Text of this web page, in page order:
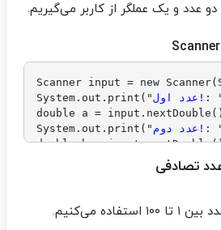
Scanner input = new
System.out.print("
عدد اول! :
double a =
System.out.print("
عدد دوم! :
double b =
: "); تصادفی
می‌کنیم.